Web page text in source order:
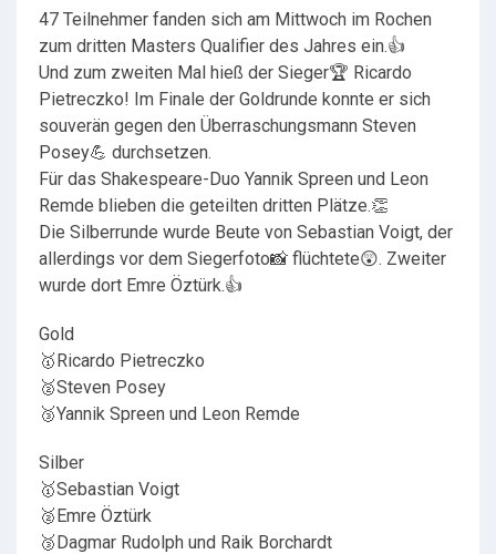
47 Teilnehmer fanden sich am Mittwoch im Rochen
zum dritten Masters Qualifier des Jahres ein.👍
Und zum zweiten Mal hieß der Sieger🏆 Ricardo
Pietreczko! Im Finale der Goldrunde konnte er sich
souverän gegen den Überraschungsmann Steven
Posey💪 durchsetzen.
Für das Shakespeare-Duo Yannik Spreen und Leon
Remde blieben die geteilten dritten Plätze.👏
Die Silberrunde wurde Beute von Sebastian Voigt, der
allerdings vor dem Siegerfoto📸 flüchtete😲. Zweiter
wurde dort Emre Öztürk.👍
Gold
🥇Ricardo Pietreczko
🥈Steven Posey
🥉Yannik Spreen und Leon Remde
Silber
🥇Sebastian Voigt
🥈Emre Öztürk
🥉Dagmar Rudolph und Raik Borchardt